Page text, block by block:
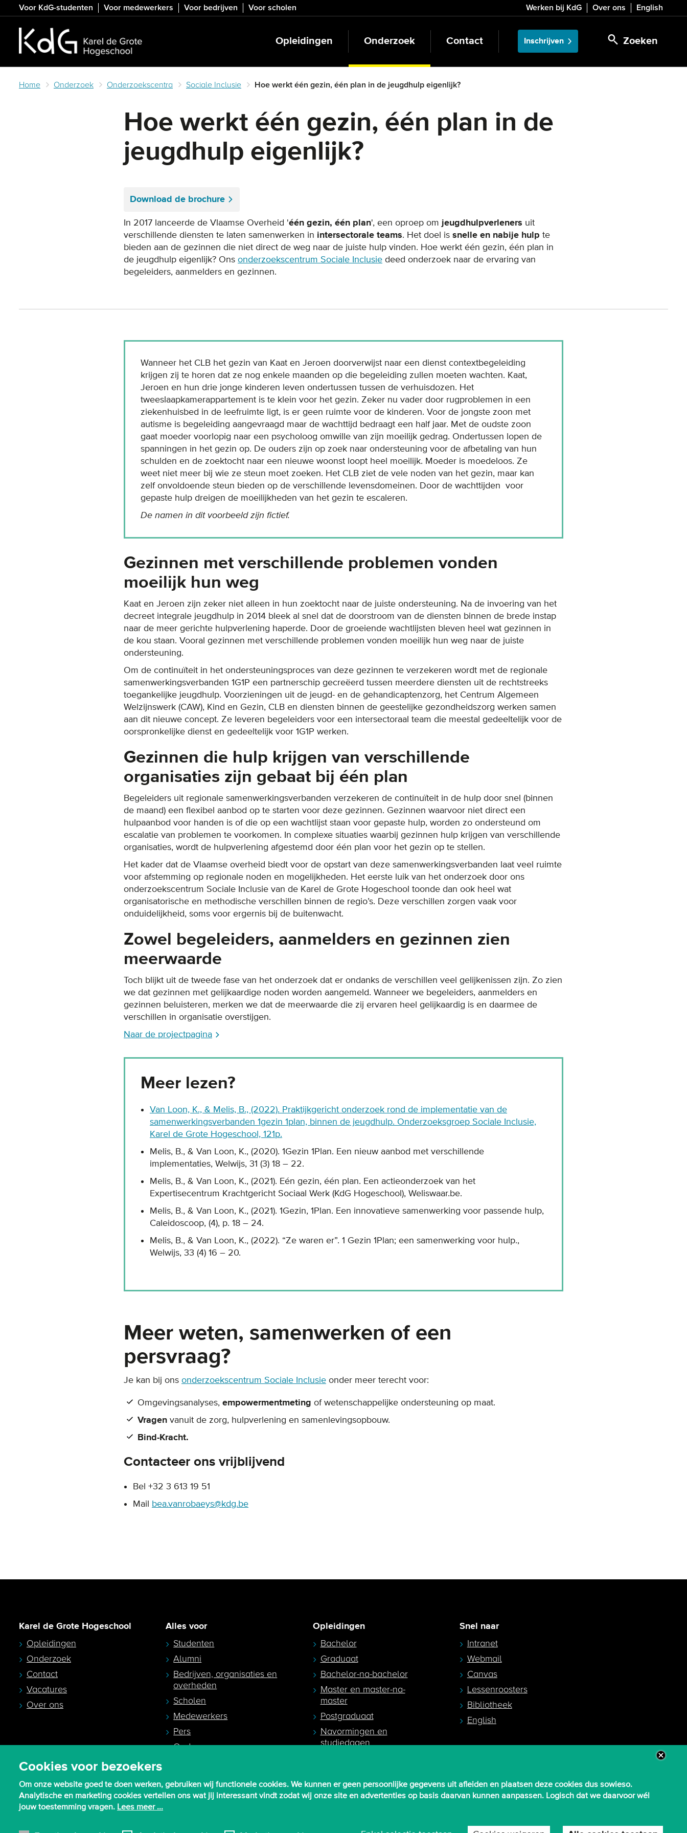
Cookies voor bezoekers
Om onze website goed te doen werken, gebruiken wij functionele cookies. We kunnen er geen persoonlijke gegevens uit afleiden en plaatsen deze cookies dus sowieso.
Analytische en marketing cookies vertellen ons wat jij interessant vindt zodat wij onze site en advertenties op basis daarvan kunnen aanpassen. Logisch dat we daarvoor wél
jouw toestemming vragen. Lees meer ...
to
main
content
Voor KdG-studenten Voor medewerkers Voor bedrijven Voor scholen Werken bij KdG Over ons English
Zoeken
Opleidingen Onderzoek Contact Inschrijven
Home Onderzoek Onderzoekscentra Sociale Inclusie Hoe werkt één gezin, één plan in de jeugdhulp eigenlijk?
Hoe werkt één gezin, één plan in de
jeugdhulp eigenlijk?
Download de brochure
In 2017 lanceerde de Vlaamse Overheid 'één gezin, één plan', een oproep om jeugdhulpverleners uit
verschillende diensten te laten samenwerken in intersectorale teams. Het doel is snelle en nabije hulp te
bieden aan de gezinnen die niet direct de weg naar de juiste hulp vinden. Hoe werkt één gezin, één plan in
de jeugdhulp eigenlijk? Ons onderzoekscentrum Sociale Inclusie deed onderzoek naar de ervaring van
begeleiders, aanmelders en gezinnen.
Wanneer het CLB het gezin van Kaat en Jeroen doorverwijst naar een dienst contextbegeleiding
krijgen zij te horen dat ze nog enkele maanden op die begeleiding zullen moeten wachten. Kaat,
Jeroen en hun drie jonge kinderen leven ondertussen tussen de verhuisdozen. Het
tweeslaapkamerappartement is te klein voor het gezin. Zeker nu vader door rugproblemen in een
ziekenhuisbed in de leefruimte ligt, is er geen ruimte voor de kinderen. Voor de jongste zoon met
autisme is begeleiding aangevraagd maar de wachttijd bedraagt een half jaar. Met de oudste zoon
gaat moeder voorlopig naar een psycholoog omwille van zijn moeilijk gedrag. Ondertussen lopen de
spanningen in het gezin op. De ouders zijn op zoek naar ondersteuning voor de afbetaling van hun
schulden en de zoektocht naar een nieuwe woonst loopt heel moeilijk. Moeder is moedeloos. Ze
weet niet meer bij wie ze steun moet zoeken. Het CLB ziet de vele noden van het gezin, maar kan
zelf onvoldoende steun bieden op de verschillende levensdomeinen. Door de wachttijden voor
gepaste hulp dreigen de moeilijkheden van het gezin te escaleren.
De namen in dit voorbeeld zijn fictief.
Gezinnen met verschillende problemen vonden
moeilijk hun weg
Kaat en Jeroen zijn zeker niet alleen in hun zoektocht naar de juiste ondersteuning. Na de invoering van het
decreet integrale jeugdhulp in 2014 bleek al snel dat de doorstroom van de diensten binnen de brede instap
naar de meer gerichte hulpverlening haperde. Door de groeiende wachtlijsten bleven heel wat gezinnen in
de kou staan. Vooral gezinnen met verschillende problemen vonden moeilijk hun weg naar de juiste
ondersteuning.
Om de continuïteit in het ondersteuningsproces van deze gezinnen te verzekeren wordt met de regionale
samenwerkingsverbanden 1G1P een partnerschip gecreëerd tussen meerdere diensten uit de rechtstreeks
toegankelijke jeugdhulp. Voorzieningen uit de jeugd- en de gehandicaptenzorg, het Centrum Algemeen
Welzijnswerk (CAW), Kind en Gezin, CLB en diensten binnen de geestelijke gezondheidszorg werken samen
aan dit nieuwe concept. Ze leveren begeleiders voor een intersectoraal team die meestal gedeeltelijk voor de
oorspronkelijke dienst en gedeeltelijk voor 1G1P werken.
Gezinnen die hulp krijgen van verschillende
organisaties zijn gebaat bij één plan
Begeleiders uit regionale samenwerkingsverbanden verzekeren de continuïteit in de hulp door snel (binnen
de maand) een flexibel aanbod op te starten voor deze gezinnen. Gezinnen waarvoor niet direct een
hulpaanbod voor handen is of die op een wachtlijst staan voor gepaste hulp, worden zo ondersteund om
escalatie van problemen te voorkomen. In complexe situaties waarbij gezinnen hulp krijgen van verschillende
organisaties, wordt de hulpverlening afgestemd door één plan voor het gezin op te stellen.
Het kader dat de Vlaamse overheid biedt voor de opstart van deze samenwerkingsverbanden laat veel ruimte
voor afstemming op regionale noden en mogelijkheden. Het eerste luik van het onderzoek door ons
onderzoekscentrum Sociale Inclusie van de Karel de Grote Hogeschool toonde dan ook heel wat
organisatorische en methodische verschillen binnen de regio’s. Deze verschillen zorgen vaak voor
onduidelijkheid, soms voor ergernis bij de buitenwacht.
Zowel begeleiders, aanmelders en gezinnen zien
meerwaarde
Toch blijkt uit de tweede fase van het onderzoek dat er ondanks de verschillen veel gelijkenissen zijn. Zo zien
we dat gezinnen met gelijkaardige noden worden aangemeld. Wanneer we begeleiders, aanmelders en
gezinnen beluisteren, merken we dat de meerwaarde die zij ervaren heel gelijkaardig is en daarmee de
verschillen in organisatie overstijgen.
Naar de projectpagina
Meer lezen?
Van Loon, K., & Melis, B., (2022). Praktijkgericht onderzoek rond de implementatie van de
samenwerkingsverbanden 1gezin 1plan, binnen de jeugdhulp. Onderzoeksgroep Sociale Inclusie,
Karel de Grote Hogeschool, 121p.
Melis, B., & Van Loon, K., (2020). 1Gezin 1Plan. Een nieuw aanbod met verschillende
implementaties, Welwijs, 31 (3) 18 – 22.
Melis, B., & Van Loon, K., (2021). Eén gezin, één plan. Een actieonderzoek van het
Expertisecentrum Krachtgericht Sociaal Werk (KdG Hogeschool), Weliswaar.be.
Melis, B., & Van Loon, K., (2021). 1Gezin, 1Plan. Een innovatieve samenwerking voor passende hulp,
Caleidoscoop, (4), p. 18 – 24.
Melis, B., & Van Loon, K., (2022). “Ze waren er”. 1 Gezin 1Plan; een samenwerking voor hulp.,
Welwijs, 33 (4) 16 – 20.
Meer weten, samenwerken of een
persvraag?
Je kan bij ons onderzoekscentrum Sociale Inclusie onder meer terecht voor:
Omgevingsanalyses, empowermentmeting of wetenschappelijke ondersteuning op maat.
Vragen vanuit de zorg, hulpverlening en samenlevingsopbouw.
Bind-Kracht.
Contacteer ons vrijblijvend
Bel +32 3 613 19 51
Mail bea.vanrobaeys@kdg.be
Karel de Grote Hogeschool
Opleidingen
Onderzoek
Contact
Vacatures
Over ons
Alles voor
Studenten
Alumni
Bedrijven, organisaties en
overheden
Scholen
Medewerkers
Pers
Ouders en
Opleidingen
Bachelor
Graduaat
Bachelor-na-bachelor
Master en master-na-
master
Postgraduaat
Navormingen en
studiedagen
Snel naar
Intranet
Webmail
Canvas
Lessenroosters
Bibliotheek
English